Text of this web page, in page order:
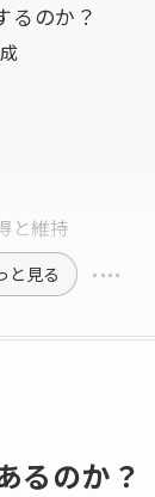
るのか？
と維持
と見る
るのか？